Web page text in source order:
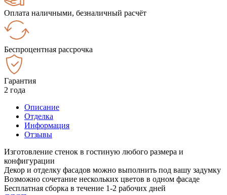
Оплата наличными, безналичный расчёт
Беспроцентная рассрочка
Гарантия
2 года
Описание
Отделка
Информация
Отзывы
Изготовление стенок в гостиную любого размера и
конфигурации
Декор и отделку фасадов можно выполнить под вашу задумку
Возможно сочетание нескольких цветов в одном фасаде
Бесплатная сборка в течение 1-2 рабочих дней